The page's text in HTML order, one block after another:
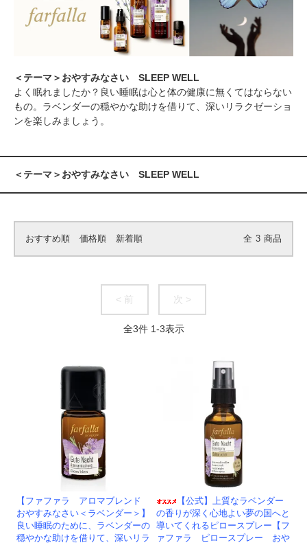
＜テーマ＞おやすみなさい SLEEP WELL
よく眠れましたか？良い睡眠は心と体の健康に無くてはならない
もの。ラベンダーの穏やかな助けを借りて、深いリラクゼーショ
ンを楽しみましょう。
＜テーマ＞おやすみなさい SLEEP WELL
おすすめ順 価格順 新着順 全 3 商品
< 前 次 >
全3件 1-3表示
【ファファラ アロマブレンド
おやすみなさい＜ラベンダー＞】
良い睡眠のために、ラベンダーの
穏やかな助けを借りて、深いリラ
【公式】上質なラベンダー
の香りが深く心地よい夢の国へと
導いてくれるピロースプレー【フ
ァファラ ピロースプレー おや